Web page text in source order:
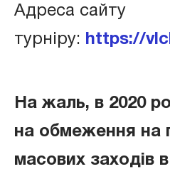
Адреса сайту
турніру: https://
На жаль, в 2020
на обмеження на
масових заходів в